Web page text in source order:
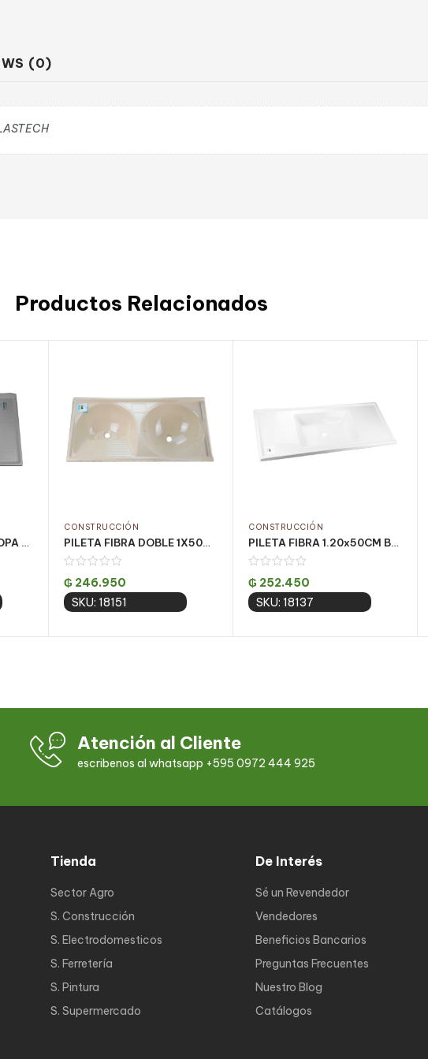
(0)
Productos Relacionados
PILETA FIBRA LAVA-ROPA 81x50CM GRIZ
CONSTRUCCIÓN
PILETA FIBRA DOBLE 1X50CM BEIGE
₲ 246.950
SKU: 18151
Add to cart
CONSTRUCCIÓN
PILETA FIBRA 1.20x50CM BLANCO CENTRAL
₲ 252.450
SKU: 18137
Add to cart
Atención al Cliente
escribenos al whatsapp +595 0972 444 925
Tienda
Sector Agro
S. Construcción
S. Electrodomesticos
S. Ferretería
S. Pintura
S. Supermercado
De Interés
Sé un Revendedor
Vendedores
Beneficios Bancarios
Preguntas Frecuentes
Nuestro Blog
Catálogos